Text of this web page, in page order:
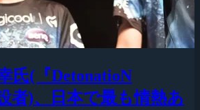
氏(『DetonatioN
者)、日本で最も情熱あ